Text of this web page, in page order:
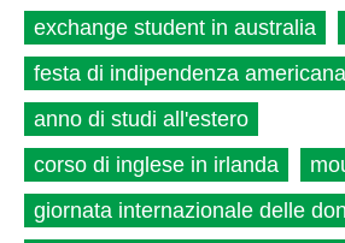
exchange student in australia
festa di indipendenza americana
anno di studi all'estero
corso di inglese in irlanda
giornata internazionale delle